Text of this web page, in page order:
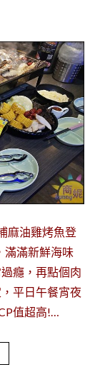
麻油雞烤魚登
滿滿新鮮海味
癮，再點個肉
平日午餐宵夜
值超高!…